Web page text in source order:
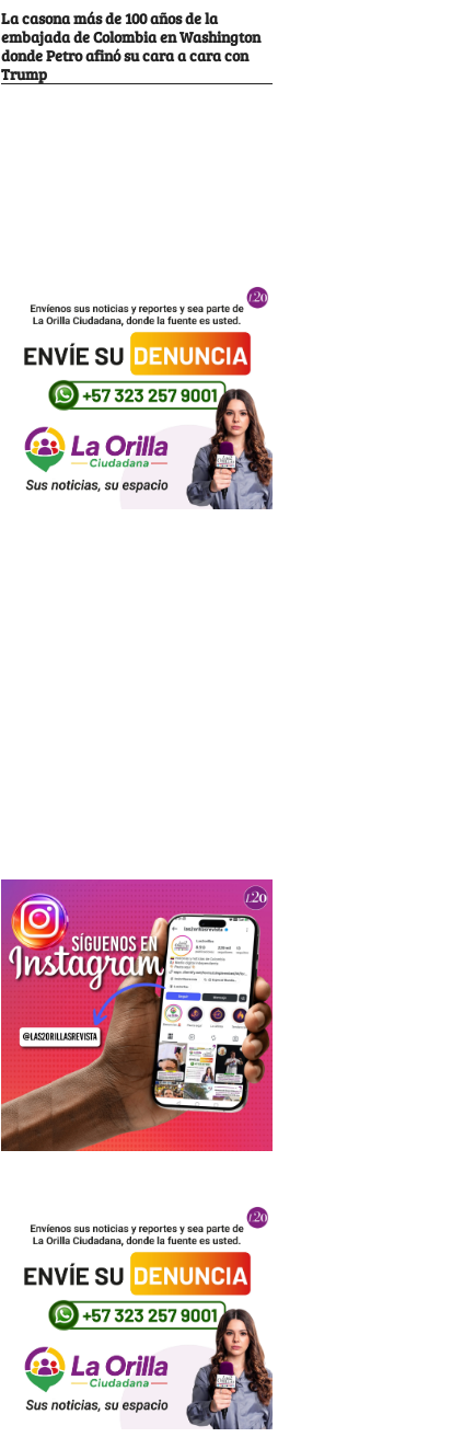
La casona más de 100 años de la
embajada de Colombia en Washington
donde Petro afinó su cara a cara con
Trump